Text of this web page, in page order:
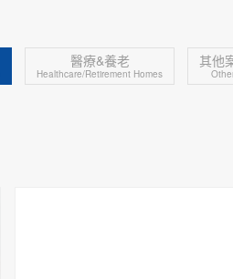
醫療&養老
Healthcare/Retirement Homes
其他